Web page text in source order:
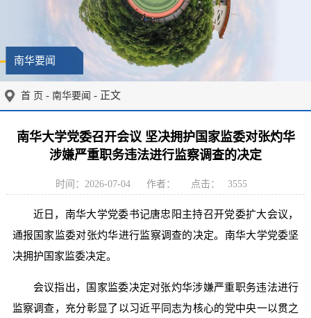
南华要闻
首 页 - 南华要闻 - 正文
南华大学党委召开会议 坚决拥护国家监委对张灼华
涉嫌严重职务违法进行监察调查的决定
时间：2026-07-04 作者： 点击： 3555
近日，南华大学党委书记唐忠阳主持召开党委扩大会议，
通报国家监委对张灼华进行监察调查的决定。南华大学党委坚
决拥护国家监委决定。
会议指出，国家监委决定对张灼华涉嫌严重职务违法进行
监察调查，充分彰显了以习近平同志为核心的党中央一以贯之